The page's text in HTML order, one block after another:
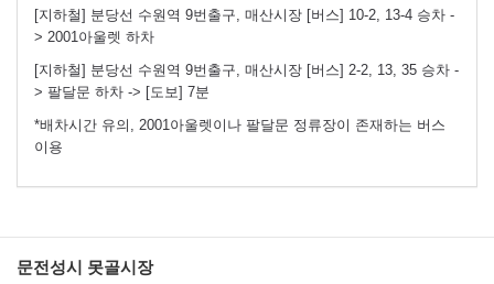
[지하철] 분당선 수원역 9번출구, 매산시장 [버스] 10-2, 13-4 승차 -
> 2001아울렛 하차
[지하철] 분당선 수원역 9번출구, 매산시장 [버스] 2-2, 13, 35 승차 -
> 팔달문 하차 -> [도보] 7분
*배차시간 유의, 2001아울렛이나 팔달문 정류장이 존재하는 버스
이용
문전성시 못골시장